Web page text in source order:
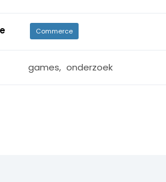
Commerce
games, onderzoek